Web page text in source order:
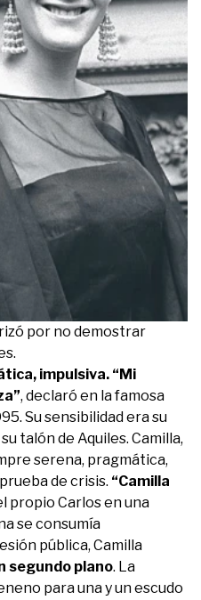
por no demostrar
impulsiva. “Mi
, declaró en la famosa
Su sensibilidad era su
talón de Aquiles. Camilla,
serena, pragmática,
de crisis. “Camilla
propio Carlos en una
se consumía
pública, Camilla
segundo plano. La
para una y un escudo